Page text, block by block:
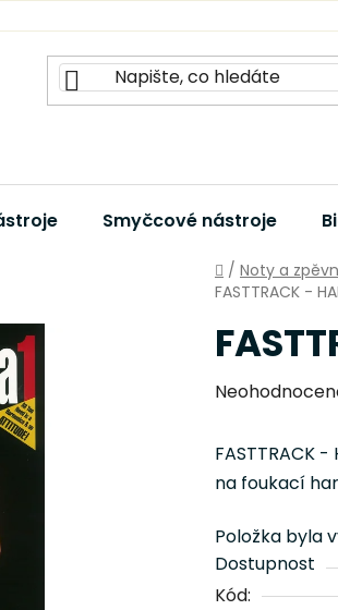
Smyčcové nástroje
Domů
/ Noty a
FASTTRACK -
Průměrné
produktu
z
5
hvězdiček.
FASTTRACK
na foukací
Položka byla
Dostupnost
Kód: